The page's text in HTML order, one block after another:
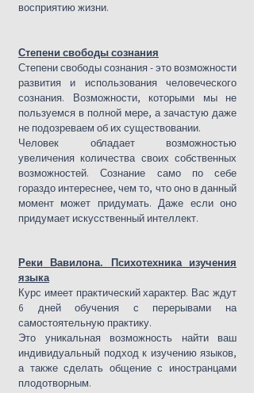
восприятию жизни.
Степени свободы сознания
Степени свободы сознания - это возможности
развития и использования человеческого
сознания. Возможности, которыми мы не
пользуемся в полной мере, а зачастую даже
не подозреваем об их существовании.
Человек обладает возможностью
увеличения количества своих собственных
возможностей. Сознание само по себе
гораздо интереснее, чем то, что оно в данный
момент может придумать. Даже если оно
придумает искусственный интеллект.
Реки Вавилона. Психотехника изучения
языка
Курс имеет практический характер. Вас ждут
6 дней обучения с перерывами на
самостоятельную практику.
Это уникальная возможность найти ваш
индивидуальный подход к изучению языков,
а также сделать общение с иностранцами
плодотворным.